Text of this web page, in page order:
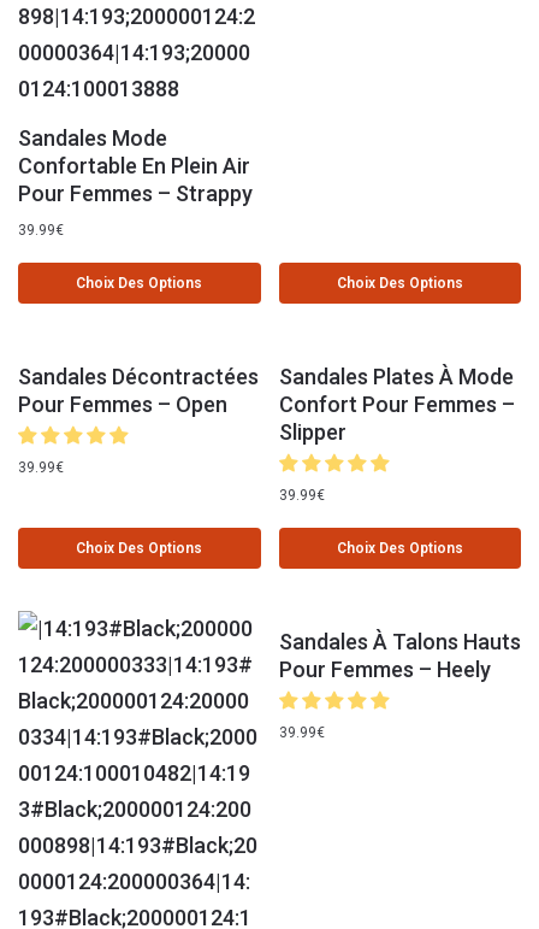
Sandales Mode
Confortable En Plein Air
Pour Femmes – Strappy
39.99€
Choix Des Options Choix Des Options
Sandales Décontractées
Pour Femmes – Open
39.99€
Choix Des Options
Sandales Plates À Mode
Confort Pour Femmes –
Slipper
39.99€
Choix Des Options
Sandales À Talons Hauts
Pour Femmes – Heely
39.99€